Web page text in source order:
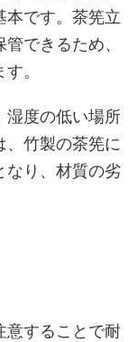
本です。茶筅立
できるため、
。
湿度の低い場所
、竹製の茶筅に
なり、材質の劣
意することで耐